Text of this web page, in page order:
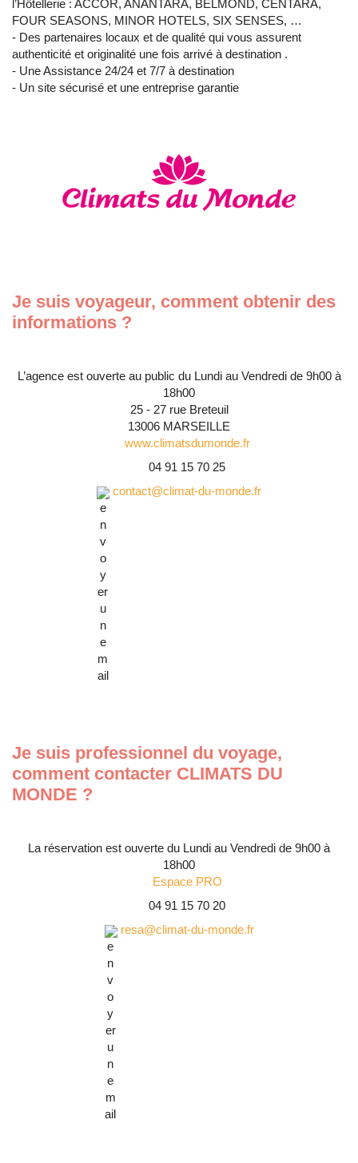
l’Hôtellerie : ACCOR, ANANTARA, BELMOND, CENTARA,
FOUR SEASONS, MINOR HOTELS, SIX SENSES, …
- Des partenaires locaux et de qualité qui vous assurent
authenticité et originalité une fois arrivé à destination .
- Une Assistance 24/24 et 7/7 à destination
- Un site sécurisé et une entreprise garantie
Je suis voyageur, comment obtenir des
informations ?
L’agence est ouverte au public du Lundi au Vendredi de 9h00 à
18h00
25 - 27 rue Breteuil
13006 MARSEILLE
www.climatsdumonde.fr
04 91 15 70 25
contact@climat-du-monde.fr
Je suis professionnel du voyage,
comment contacter CLIMATS DU
MONDE ?
La réservation est ouverte du Lundi au Vendredi de 9h00 à
18h00
Espace PRO
04 91 15 70 20
resa@climat-du-monde.fr